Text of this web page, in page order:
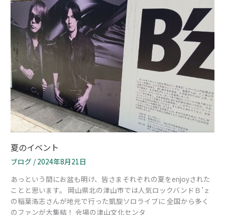
夏のイベント
ブログ / 2024年8月21日
あっという間にお盆も明け、皆さまそれぞれの夏をenjoyされた
ことと思います。 岡山県北の津山市では人気ロックバンドＢ’ｚ
の稲葉浩志さんが地元で行った凱旋ソロライブに 全国から多く
のファンが大集結！ 会場の津山文化センタ
イ
ベ
ン
ト